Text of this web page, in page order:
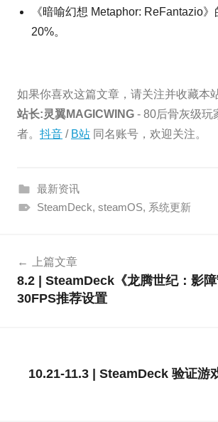
《暗喻幻想 Metaphor: ReFantazio
20%。
如果你喜欢这篇文章，请关注并收藏本
站长:灵翼MAGICWING - 80后骨灰级玩
者。 抖音 / B站 同名账号，欢迎关注。
最新资讯
SteamDeck, steamOS, 系统更新
导
上篇文章
8.2 | SteamDeck《龙腾世纪：影
30FPS推荐设置
10.21-11.3 | SteamDeck 验证游